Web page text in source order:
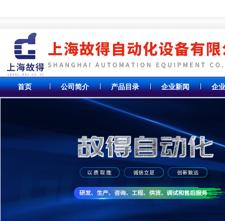
首页 公司简介 产品目录 企业新闻 企